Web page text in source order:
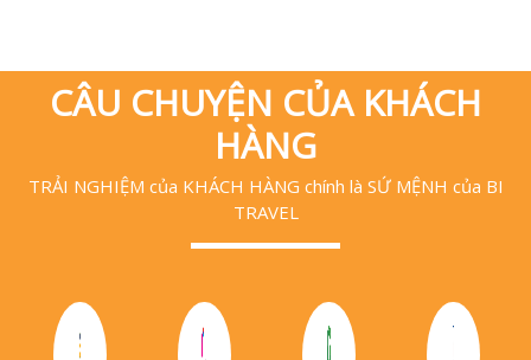
CÂU CHUYỆN CỦA KHÁCH
HÀNG
TRẢI NGHIỆM của KHÁCH HÀNG chính là SỨ MỆNH của BI
TRAVEL